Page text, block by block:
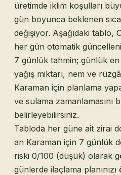
üretimde iklim koşulları
gün boyunca beklenen
değişiyor. Aşağıdaki tablo,
her gün otomatik
7 günlük tahmin; günlük en
yağış miktarı, nem ve
Karaman için planlama
ve sulama zamanlamasını
belirleyebilirsiniz.
Tabloda her güne ait zirai
an Karaman için 7 günlük
riski 0/100 (düşük) olarak
günlerde ilaçlama